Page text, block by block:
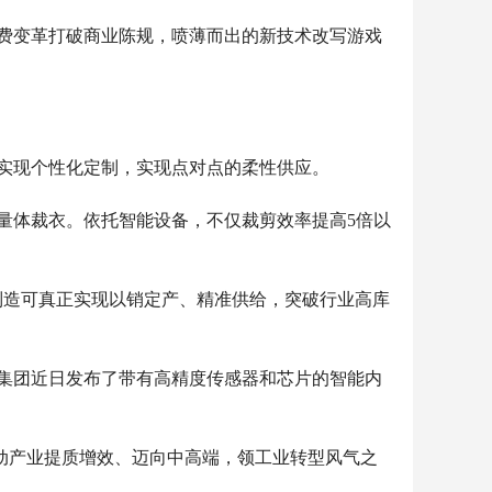
革打破商业陈规，喷薄而出的新技术改写游戏
个性化定制，实现点对点的柔性供应。
裁衣。依托智能设备，不仅裁剪效率提高5倍以
真正实现以销定产、精准供给，突破行业高库
近日发布了带有高精度传感器和芯片的智能内
业提质增效、迈向中高端，领工业转型风气之